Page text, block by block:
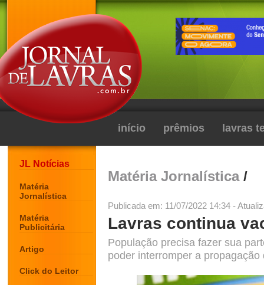
início prêmios lavras
JL Notícias
Matéria
Jornalística
Matéria
Publicitária
Artigo
Click do Leitor
Matéria Jornalística/
Publicada em: 11/07/2022 14:34 -
Lavras continua
População precisa fazer sua
poder interromper a propagação